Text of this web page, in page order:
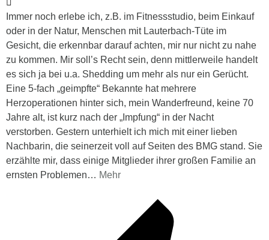
Immer noch erlebe ich, z.B. im Fitnessstudio, beim Einkauf
oder in der Natur, Menschen mit Lauterbach-Tüte im
Gesicht, die erkennbar darauf achten, mir nur nicht zu nahe
zu kommen. Mir soll’s Recht sein, denn mittlerweile handelt
es sich ja bei u.a. Shedding um mehr als nur ein Gerücht.
Eine 5-fach „geimpfte“ Bekannte hat mehrere
Herzoperationen hinter sich, mein Wanderfreund, keine 70
Jahre alt, ist kurz nach der „Impfung“ in der Nacht
verstorben. Gestern unterhielt ich mich mit einer lieben
Nachbarin, die seinerzeit voll auf Seiten des BMG stand. Sie
erzählte mir, dass einige Mitglieder ihrer großen Familie an
ernsten Problemen… Mehr